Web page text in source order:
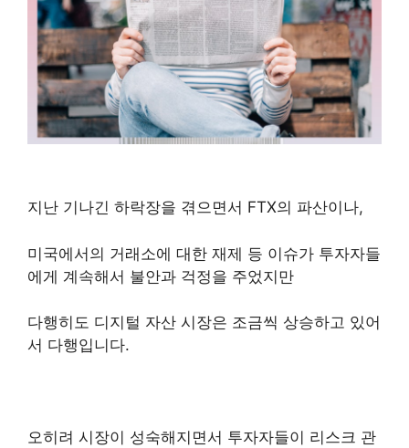
지난 기나긴 하락장을 겪으면서 FTX의 파산이나,
미국에서의 거래소에 대한 재제 등 이슈가 투자자들
에게 계속해서 불안과 걱정을 주었지만
다행히도 디지털 자산 시장은 조금씩 상승하고 있어
서 다행입니다.
오히려 시장이 성숙해지면서 투자자들이 리스크 관